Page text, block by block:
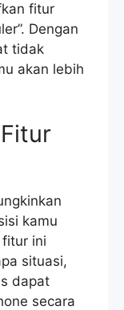
fitur
Dengan
tidak
akan lebih
kamu
fitur ini
situasi,
dapat
secara